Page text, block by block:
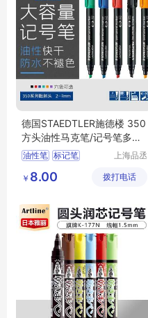
德国STAEDTLER施德楼 350
方头油性马克笔/记号笔多色
2.0-5.0mm
油性笔 标记笔
上海品丞
公司
￥ 8.00 拨打电话